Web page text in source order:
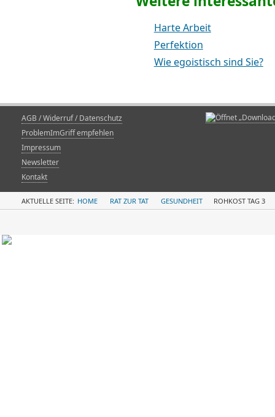
Harte Arbeit
Perfektion
Wie egoistisch sind Sie?
AGB / Widerruf / Datenschutz
ProblemImGriff empfehlen
Impressum
Newsletter
Kontakt
AKTUELLE SEITE: HOME RAT ZUR TAT GESUNDHEIT ROHKOST TAG 3